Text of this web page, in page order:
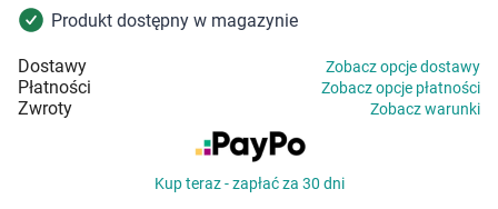
Mężczyzna
Zdrowy styl życia
Sprzęt medyczny
Produkt dostępny w magazynie
Dostawy Zobacz opcje dostawy
Płatności Zobacz opcje płatności
Zwroty Zobacz warunki
Kup teraz - zapłać za 30 dni